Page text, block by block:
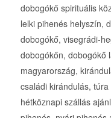
dobogókő spirituális
lelki pihenés helyszín,
dobogókő, visegrádi-
dobogókőn, dobogókő
magyarország,
családi kirándulás,
hétköznapi szállás